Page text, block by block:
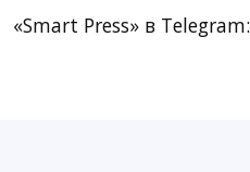
«Smart Press» в Telegram: